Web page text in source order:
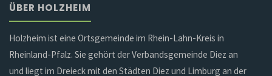
ÜBER HOLZHEIM
Holzheim ist eine Ortsgemeinde im Rhein-Lahn-Kreis in
Rheinland-Pfalz. Sie gehört der Verbandsgemeinde Diez an
und liegt im Dreieck mit den Städten Diez und Limburg an der